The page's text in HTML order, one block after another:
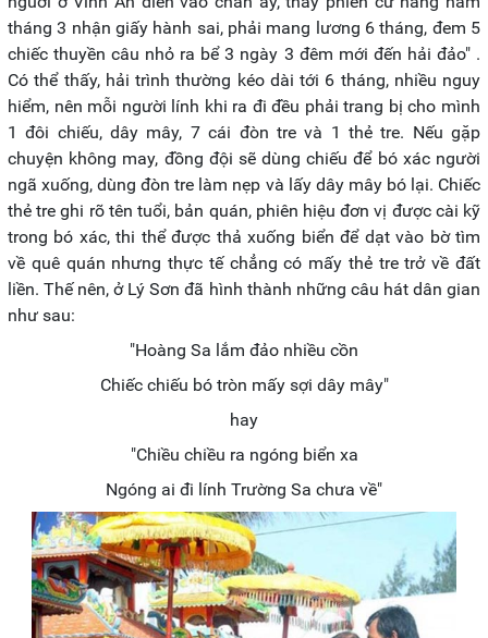
tháng 3 nhận giấy hành sai, phải mang lương 6 tháng, đem 5
chiếc thuyền câu nhỏ ra bể 3 ngày 3 đêm mới đến hải đảo" .
Có thể thấy, hải trình thường kéo dài tới 6 tháng, nhiều nguy
hiểm, nên mỗi người lính khi ra đi đều phải trang bị cho mình
1 đôi chiếu, dây mây, 7 cái đòn tre và 1 thẻ tre. Nếu gặp
chuyện không may, đồng đội sẽ dùng chiếu để bó xác người
ngã xuống, dùng đòn tre làm nẹp và lấy dây mây bó lại. Chiếc
thẻ tre ghi rõ tên tuổi, bản quán, phiên hiệu đơn vị được cài kỹ
trong bó xác, thi thể được thả xuống biển để dạt vào bờ tìm
về quê quán nhưng thực tế chẳng có mấy thẻ tre trở về đất
liền. Thế nên, ở Lý Sơn đã hình thành những câu hát dân gian
như sau:
"Hoàng Sa lắm đảo nhiều cồn
Chiếc chiếu bó tròn mấy sợi dây mây"
hay
"Chiều chiều ra ngóng biển xa
Ngóng ai đi lính Trường Sa chưa về"